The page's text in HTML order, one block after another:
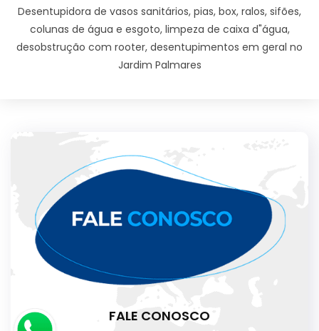
Desentupidora de vasos sanitários, pias, box, ralos, sifões,
colunas de água e esgoto, limpeza de caixa d"água,
desobstrução com rooter, desentupimentos em geral no
Jardim Palmares
FALE CONOSCO